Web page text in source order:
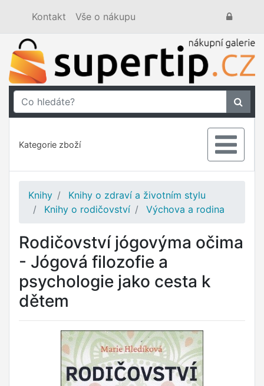
Kontakt Vše o nákupu
Kategorie zboží
Knihy
Knihy o zdraví a životním stylu
Knihy o rodičovství
Výchova a rodina
Rodičovství jógovýma očima
- Jógová filozofie a
psychologie jako cesta k
dětem